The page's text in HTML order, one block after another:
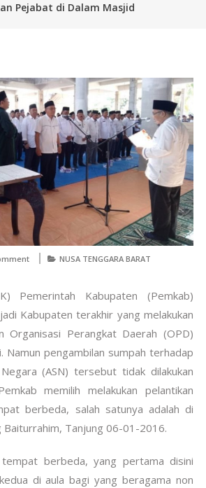
Pejabat di Dalam Masjid
NUSA TENGGARA BARAT
Pemerintah Kabupaten (Pemkab)
Kabupaten terakhir yang melakukan
Organisasi Perangkat Daerah (OPD)
Namun pengambilan sumpah terhadap
(ASN) tersebut tidak dilakukan
memilih melakukan pelantikan
berbeda, salah satunya adalah di
Baiturrahim, Tanjung 06-01-2016.
tempat berbeda, yang pertama disini
di aula bagi yang beragama non